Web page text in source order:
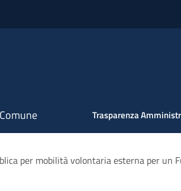
Trasparenza
per mobilità volontaria esterna per un